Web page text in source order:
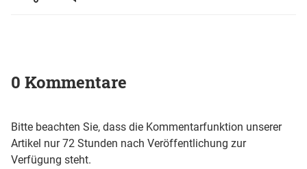
0 Kommentare
Bitte beachten Sie, dass die Kommentarfunktion unserer
Artikel nur 72 Stunden nach Veröffentlichung zur
Verfügung steht.